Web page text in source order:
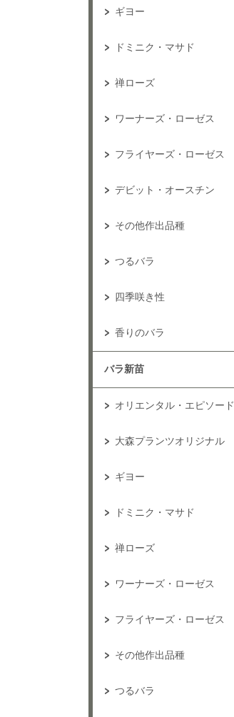
ギヨー
ドミニク・マサド
禅ローズ
ワーナーズ・ローゼス
フライヤーズ・ローゼス
デビット・オースチン
その他作出品種
つるバラ
四季咲き性
香りのバラ
バラ新苗
オリエンタル・エピソード
大森プランツオリジナル
ギヨー
ドミニク・マサド
禅ローズ
ワーナーズ・ローゼス
フライヤーズ・ローゼス
その他作出品種
つるバラ